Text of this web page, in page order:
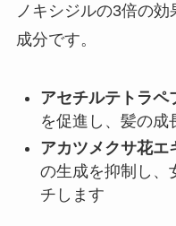
ノキシジルの3倍の
成分です。
アセチルテトラペ
を促進し、髪の成
アカツメクサ花エ
の生成を抑制し、
チします